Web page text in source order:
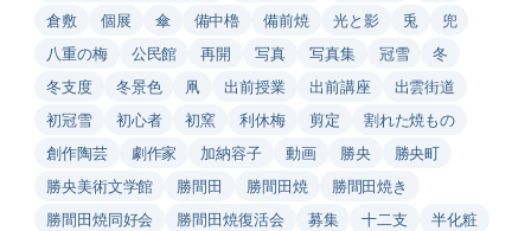
倉敷
個展 傘 備中櫓 備前焼 光と影 兎
兜
八重の梅
公民館 再開 写真 写真集 冠雪
冬
冬支度
冬景色 凧 出前授業 出前講座
出雲街道
初冠雪
初心者 初窯 利休梅 剪定
割れた焼もの
創作陶芸
劇作家 加納容子 動画 勝央
勝央町
勝央美術文学館
勝間田 勝間田焼
勝間田焼き
勝間田焼同好会
勝間田焼復活会 募集 十二支
半化粧